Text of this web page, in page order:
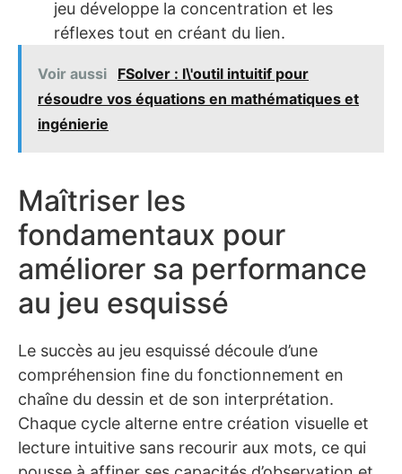
jeu développe la concentration et les
réflexes tout en créant du lien.
Voir aussi
FSolver : l\'outil intuitif pour
résoudre vos équations en mathématiques et
ingénierie
Maîtriser les
fondamentaux pour
améliorer sa performance
au jeu esquissé
Le succès au jeu esquissé découle d’une
compréhension fine du fonctionnement en
chaîne du dessin et de son interprétation.
Chaque cycle alterne entre création visuelle et
lecture intuitive sans recourir aux mots, ce qui